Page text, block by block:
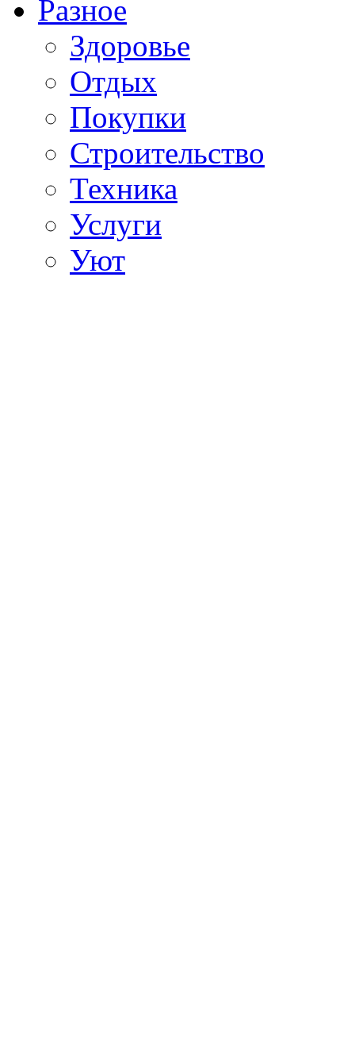
Разное
Здоровье
Отдых
Покупки
Строительство
Техника
Услуги
Уют